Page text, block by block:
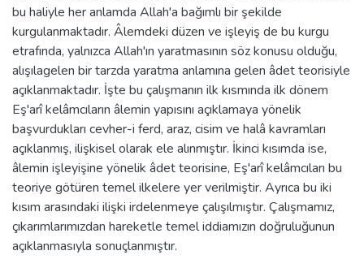
bu haliyle her anlamda Allah'a bağımlı bir şekilde
kurgulanmaktadır. Âlemdeki düzen ve işleyiş de bu kurgu
etrafında, yalnızca Allah'ın yaratmasının söz konusu olduğu,
alışılagelen bir tarzda yaratma anlamına gelen âdet teorisiyle
açıklanmaktadır. İşte bu çalışmanın ilk kısmında ilk dönem
Eş'arî kelâmcıların âlemin yapısını açıklamaya yönelik
başvurdukları cevher-i ferd, araz, cisim ve halâ kavramları
açıklanmış, ilişkisel olarak ele alınmıştır. İkinci kısımda ise,
âlemin işleyişine yönelik âdet teorisine, Eş'arî kelâmcıları bu
teoriye götüren temel ilkelere yer verilmiştir. Ayrıca bu iki
kısım arasındaki ilişki irdelenmeye çalışılmıştır. Çalışmamız,
çıkarımlarımızdan hareketle temel iddiamızın doğruluğunun
açıklanmasıyla sonuçlanmıştır.